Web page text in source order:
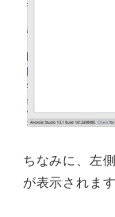
ちなみに、左
が表示されます